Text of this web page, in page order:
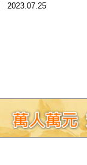
2023.07.25